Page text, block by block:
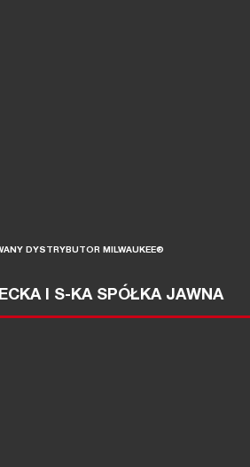
DYSTRYBUTOR MILWAUKEE®
I S-KA SPÓŁKA JAWNA